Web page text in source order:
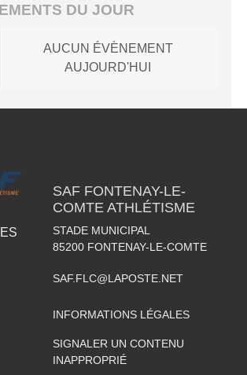
DU JOUR
AUCUN ÉVÈNEMENT
AUJOURD'HUI
SAF FONTENAY-LE-
COMTE ATHLÉTISME
STADE MUNICIPAL
85200 FONTENAY-LE-COMTE
SAF.FLC@LAPOSTE.NET
INFORMATIONS LÉGALES
SIGNALER UN CONTENU
INAPPROPRIÉ